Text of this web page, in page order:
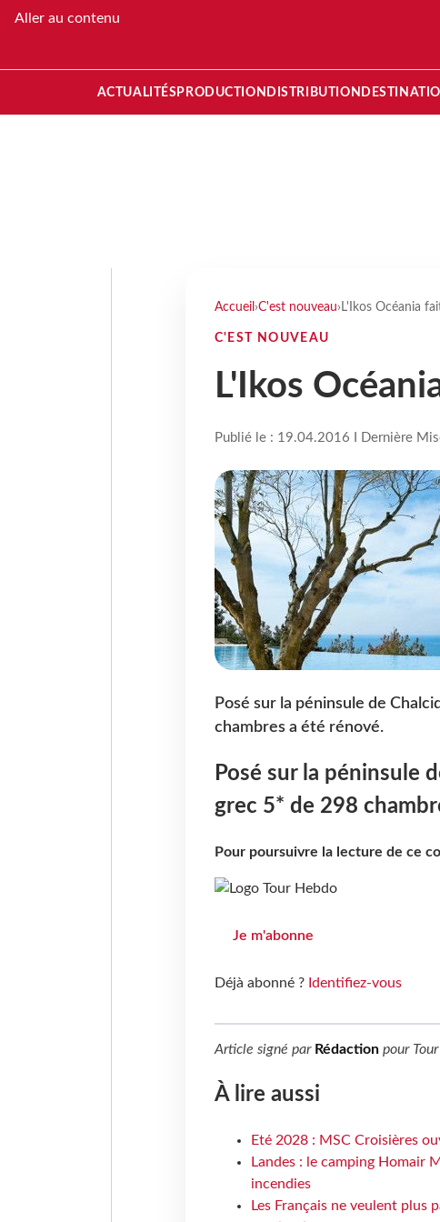
Aller au contenu
ACTUALITÉS PRODUCTION DISTRIBUTION
Accueil ›C'est nouveau› L'Ikos Océania
C'EST NOUVEAU
L'Ikos
Publié le : 19.04.2016 I Dernière
Posé sur la péninsule de
chambres a été rénové.
Posé sur la péninsule
grec 5* de 298
Pour poursuivre la lecture de ce
Je m'abonne
Déjà abonné ? Identifiez-vous
Article signé par Rédactionpour
À lire aussi
Eté 2028 : MSC Croisières
Landes : le camping Homair
incendies
Les Français ne veulent plus